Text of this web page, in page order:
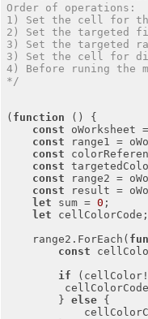
*/
( function ( )
const
const range1 =
const
const
const range2 =
const result =
let sum = 0
let
    range2.ForEach(
const
if
        }
else